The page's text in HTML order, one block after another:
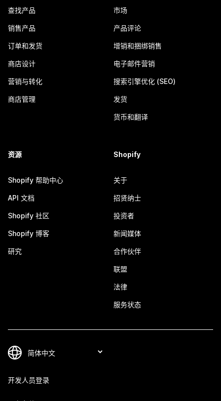
查找产品
销售产品
订单和发货
商店设计
营销与转化
商店管理
市场
产品评论
增销和捆绑销售
电子邮件营销
搜索引擎优化 (SEO)
发货
货币和翻译
资源
Shopify 帮助中心
API 文档
Shopify 社区
Shopify 博客
研究
Shopify
关于
招贤纳士
投资者
新闻媒体
合作伙伴
联盟
法律
服务状态
开发人员登录